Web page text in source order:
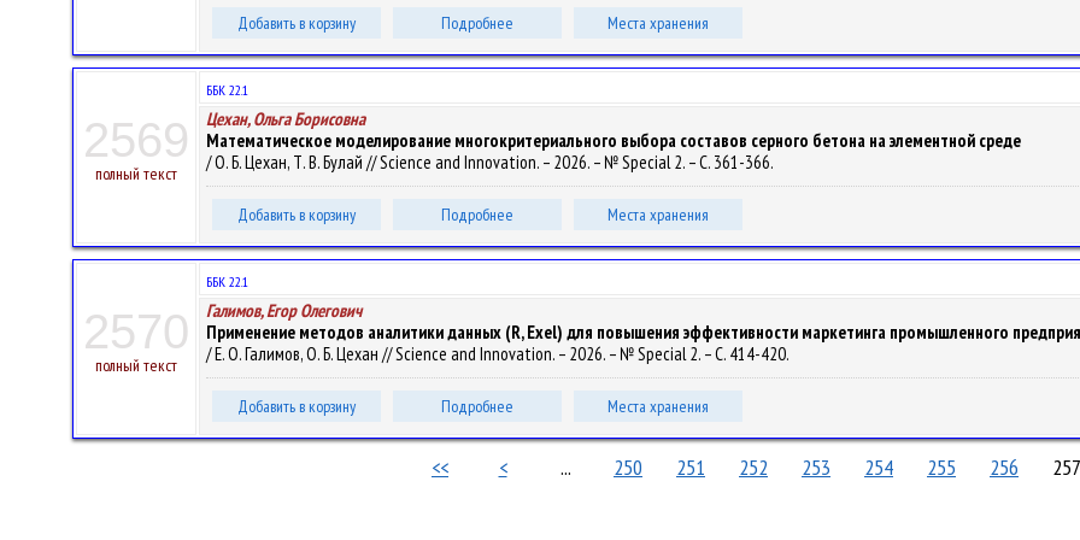
Добавить в корзину Подробнее Места хранения
2569
полный текст
ББК 22.1
Цехан, Ольга Борисовна
Математическое моделирование многокритериального выбора составов серного бетона на элементной среде
/ О. Б. Цехан, Т. В. Булай // Science and Innovation. – 2026. – № Special 2. – С. 361-366.
Добавить в корзину Подробнее Места хранения
2570
полный текст
ББК 22.1
Галимов, Егор Олегович
Применение методов аналитики данных (R, Exel) для повышения эффективности маркетинга промышленного
/ Е. О. Галимов, О. Б. Цехан // Science and Innovation. – 2026. – № Special 2. – С. 414-420.
Добавить в корзину Подробнее Места хранения
<< < ... 250 251 252 253 254 255 256 257